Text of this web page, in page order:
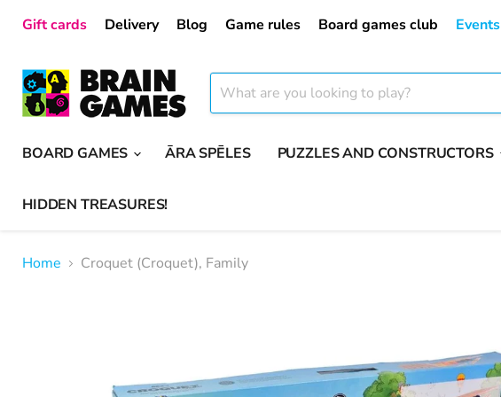
Gift cards Delivery Blog Game rules Board games club Events
BOARD GAMES
ĀRA SPĒLES PUZZLES AND CONSTRUCTORS
HIDDEN TREASURES!
Home Croquet (Croquet), Family